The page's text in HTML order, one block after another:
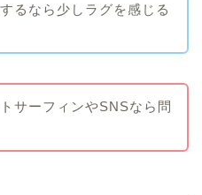
るなら少しラグを感じる
サーフィンやSNSなら問